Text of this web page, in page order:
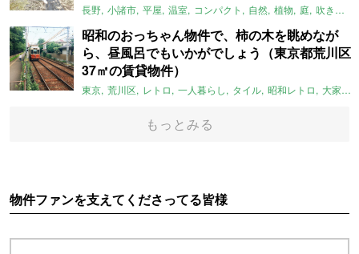
長野 小諸市 平屋 温室 コンパクト 自然 植物 庭 吹き抜け
昭和のおっちゃん物件で、柿の木を眺めなが
ら、昼風呂でもいかがでしょう（東京都荒川区
37㎡の賃貸物件）
東京 荒川区 レトロ 一人暮らし タイル 昭和レトロ 大家女子
もっとみる
物件ファンを支えてくださってる皆様